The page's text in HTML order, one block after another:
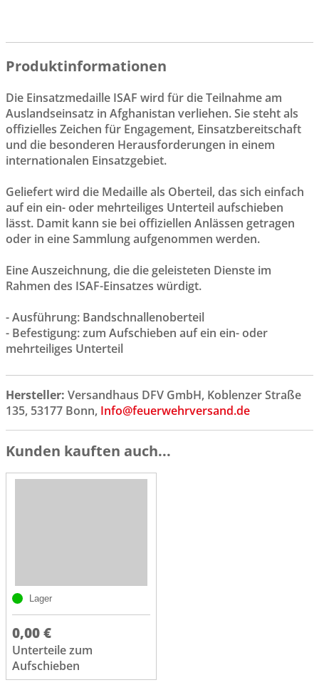
Produktinformationen
Die Einsatzmedaille ISAF wird für die Teilnahme am
Auslandseinsatz in Afghanistan verliehen. Sie steht als
offizielles Zeichen für Engagement, Einsatzbereitschaft
und die besonderen Herausforderungen in einem
internationalen Einsatzgebiet.
Geliefert wird die Medaille als Oberteil, das sich einfach
auf ein ein- oder mehrteiliges Unterteil aufschieben
lässt. Damit kann sie bei offiziellen Anlässen getragen
oder in eine Sammlung aufgenommen werden.
Eine Auszeichnung, die die geleisteten Dienste im
Rahmen des ISAF-Einsatzes würdigt.
- Ausführung: Bandschnallenoberteil
- Befestigung: zum Aufschieben auf ein ein- oder
mehrteiliges Unterteil
Hersteller: Versandhaus DFV GmbH, Koblenzer Straße
135, 53177 Bonn, Info@feuerwehrversand.de
Kunden kauften auch...
Lager
0,00 €
Unterteile zum
Aufschieben